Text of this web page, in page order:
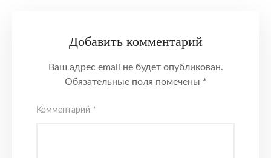
Добавить комментарий
Ваш адрес email не будет опубликован.
Обязательные поля помечены *
Комментарий *